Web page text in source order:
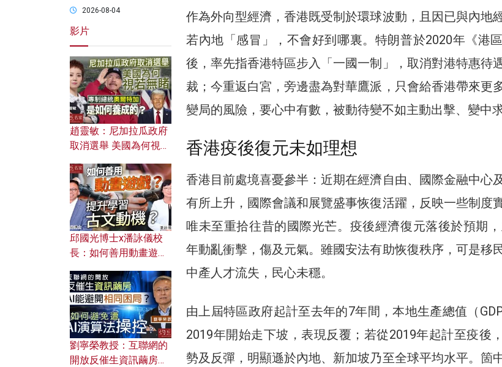
作為外向型經濟，香港既受制於環球波動，且因已與內地
若內地「感冒」，不會好到哪裏。特朗普於2020年《港
後，率先指香港特區步入「一國一制」，取消對港特惠待
裁；今重返白宮，旁邊盡為對華鷹派，只會給香港帶來更
變局的風險，要心中有數，被動待變不如主動出擊、變中求
香港疫後復元未如理想
香港目前處境喜憂參半：近期在經濟自由、國際金融中心
有所上升，國際會議和展覽盛事恢復活躍，反映一些制度
唯未至重拾往昔的國際光芒。疫後經濟復元落後於預期
年動亂衝擊，傷及元氣。雖國安法有助恢復秩序，可是移
中產人才流失，民心未穩。
由上屆特區政府起計至去年的7年間，本地生產總值（
2019年開始走下坡，表現反覆；若從2019年起計至疫後
勢及反彈，明顯遜於內地、新加坡乃至全球平均水平。箇
2026-08-04
影片
趙靈敏：尼加拉瓜政府
取消選舉 美國為何視若
加是如何養成的？
邱國光博士x潘詠儀校
長：如何善用動畫遊戲
劉寧榮教授：互聯網的
開放反催生資訊繭房，